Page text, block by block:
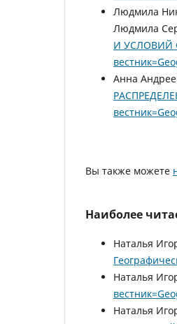
Людмила
Людмила
И УСЛОВИЙ
Анна
Вы также можете
Наиболее
Наталья
Наталья
Наталья